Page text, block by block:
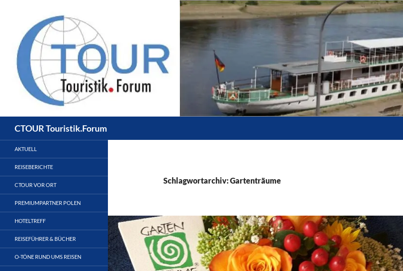
springen
CTOUR Touristik.Forum
Schlagwortarchiv: Gartenträume
AKTUELL
REISEBERICHTE
CTOUR VOR ORT
PREMIUMPARTNER POLEN
HOTELTREFF
REISEFÜHRER & BÜCHER
O-TÖNE RUND UMS REISEN